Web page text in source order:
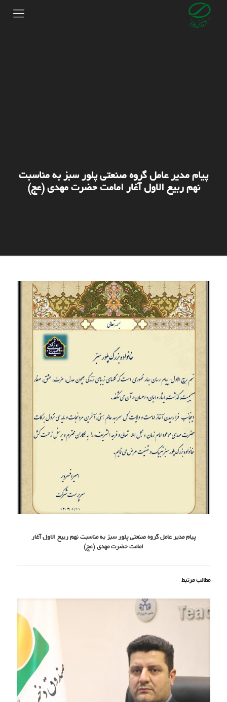
پیام مدیر عامل گروه صنعتی پلور سبز به مناسبت
نهم ربیع الاول آغار امامت حضرت مهدی (عج)
پیام مدیر عامل گروه صنعتی پلور سبز به مناسبت نهم ربیع الاول آغار
امامت حضرت مهدی (عج)
مطالب مرتبط